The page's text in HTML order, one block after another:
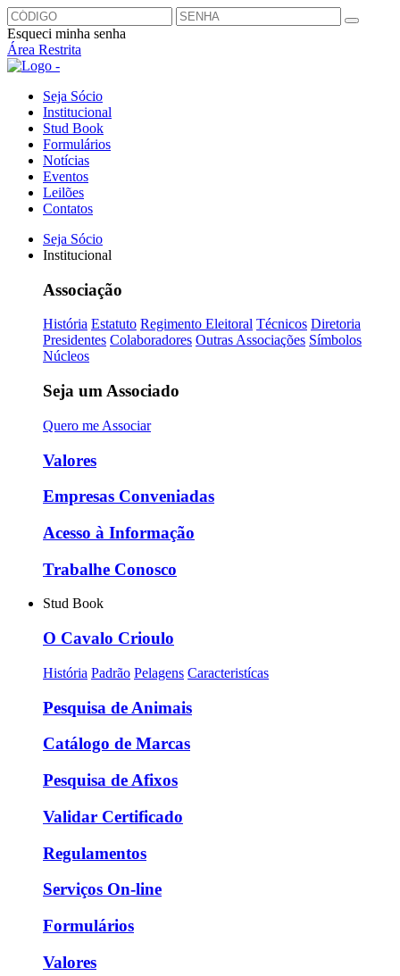
Esqueci minha senha
Área Restrita
Seja Sócio
Institucional
Stud Book
Formulários
Notícias
Eventos
Leilões
Contatos
Seja Sócio
Institucional
Associação
História Estatuto Regimento Eleitoral Técnicos Diretoria
Presidentes Colaboradores Outras Associações Símbolos
Núcleos
Seja um Associado
Quero me Associar
Valores
Empresas Conveniadas
Acesso à Informação
Trabalhe Conosco
Stud Book
O Cavalo Crioulo
História Padrão Pelagens Caracteristícas
Pesquisa de Animais
Catálogo de Marcas
Pesquisa de Afixos
Validar Certificado
Regulamentos
Serviços On-line
Formulários
Valores